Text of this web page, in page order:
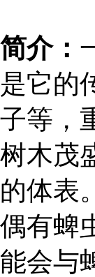
介：
它的
等，
木茂
体表
有蜱
会与